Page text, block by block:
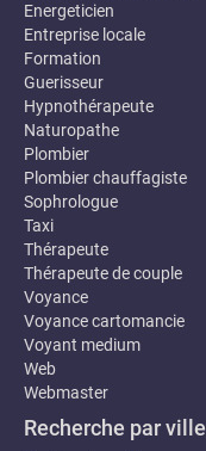
Energeticien
Entreprise locale
Formation
Guerisseur
Hypnothérapeute
Naturopathe
Plombier
Plombier chauffagiste
Sophrologue
Taxi
Thérapeute
Thérapeute de couple
Voyance
Voyance cartomancie
Voyant medium
Web
Webmaster
Recherche par ville